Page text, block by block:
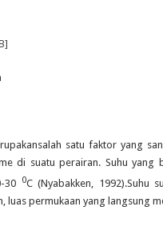
satu faktor yang
di suatu perairan. Suhu
30
0C (Nyabakken, 1992).Suhu
luas permukaan yang langsung